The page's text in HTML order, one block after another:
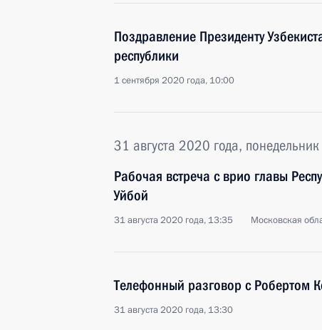
Поздравление Президенту
республики
1 сентября 2020 года, 10:00
31 августа 2020 года, понедельник
Рабочая встреча с врио главы
Уйбой
31 августа 2020 года, 13:35 Московская
Телефонный разговор с Робертом
31 августа 2020 года, 13:30